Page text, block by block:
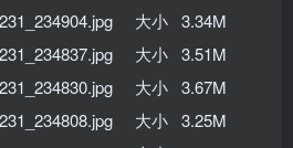
大小 3.34M
大小 3.51M
大小 3.67M
大小 3.25M